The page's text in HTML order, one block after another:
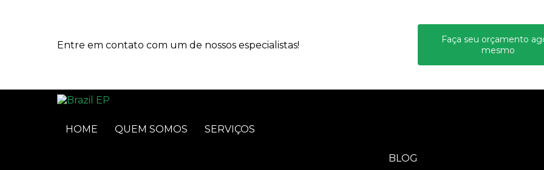
Entre em contato com um de nossos especialistas!
Faça seu orçamento
mesmo
HOME QUEM SOMOS SERVIÇOS
BLOG